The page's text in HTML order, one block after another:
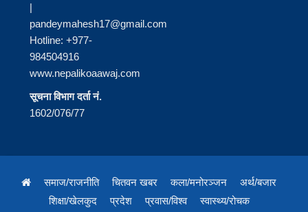
|
pandeymahesh17@gmail.com
Hotline: +977-
984504916
www.nepalikoaawaj.com
सूचना विभाग दर्ता नं.
1602/076/77
समाज/राजनीति चितवन खबर कला/मनोरञ्जन
अर्थ/बजार
शिक्षा/खेलकुद
प्रदेश प्रवास/विश्व स्वास्थ्य/रोचक